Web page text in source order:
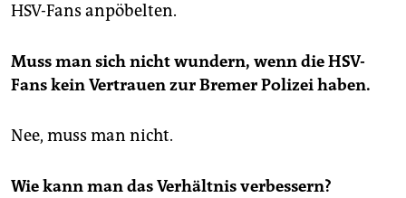
HSV-Fans anpöbelten.
Muss man sich nicht wundern, wenn die HSV-
Fans kein Vertrauen zur Bremer Polizei haben.
Nee, muss man nicht.
Wie kann man das Verhältnis verbessern?